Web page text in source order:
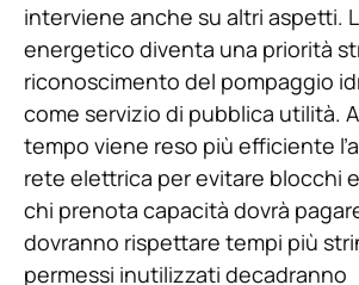
interviene anche su altri aspetti.
energetico diventa una priorità
riconoscimento del pompaggio
come servizio di pubblica utilità.
tempo viene reso più efficiente
rete elettrica per evitare blocchi
chi prenota capacità dovrà
dovranno rispettare tempi più
permessi inutilizzati decadranno